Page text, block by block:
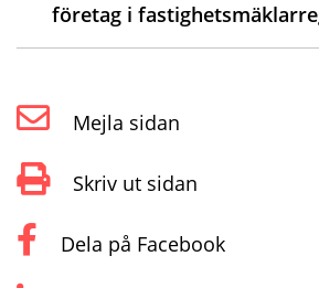
företag i
Mejla sidan
Skriv ut sidan
Dela på Facebook